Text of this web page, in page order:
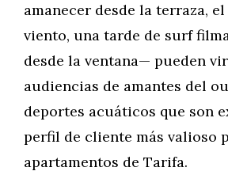
amanecer desde la terraza,
viento, una tarde de surf
desde la ventana— pueden
audiencias de amantes del
deportes acuáticos que son
perfil de cliente más valioso
apartamentos de Tarifa.